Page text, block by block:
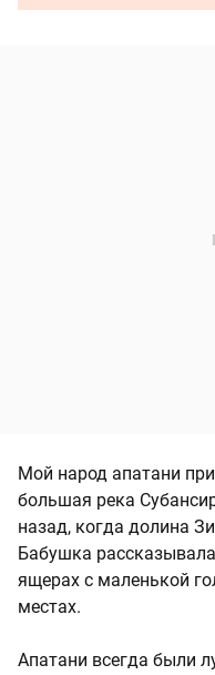
Мой народ апатани
большая река
назад, когда долина
Бабушка
ящерах с маленькой
местах.
Апатани всегда были